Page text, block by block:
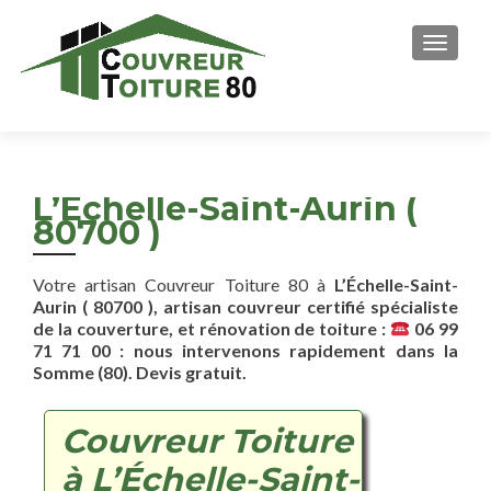
L’Échelle-Saint-Aurin (
80700 )
Votre artisan Couvreur Toiture 80 à L’Échelle-Saint-
Aurin ( 80700 ), artisan couvreur certifié spécialiste
de la couverture, et rénovation de toiture :
06 99
71 71 00 : nous intervenons rapidement dans la
Somme (80). Devis gratuit.
Couvreur Toiture
à L’Échelle-Saint-